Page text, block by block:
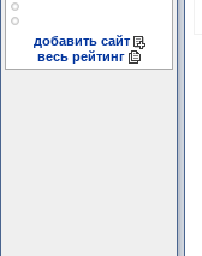
добавить сайт
весь рейтинг